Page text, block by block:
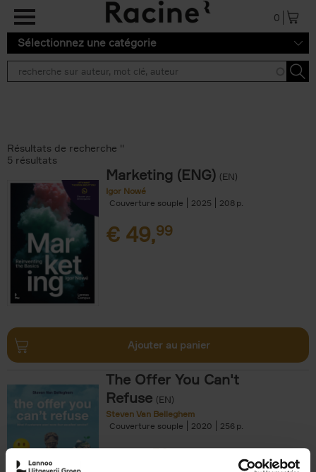
Aller au contenu principal
0
Sélectionnez une catégorie
Résultats de recherche ''
5 résultats
Marketing (ENG) (EN)
Igor Nowé
Couverture souple
2025 208
€ 49,99
Ajouter au panier
The Offer You Can't
Refuse (EN)
Steven Van Belleghem
Couverture souple
2020 256
€37,50